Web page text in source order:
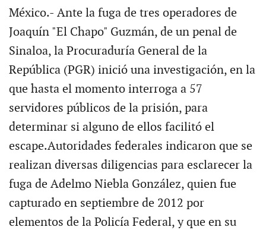
México.- Ante la fuga de tres operadores de
Joaquín "El Chapo" Guzmán, de un penal de
Sinaloa, la Procuraduría General de la
República (PGR) inició una investigación, en la
que hasta el momento interroga a 57
servidores públicos de la prisión, para
determinar si alguno de ellos facilitó el
escape.Autoridades federales indicaron que se
realizan diversas diligencias para esclarecer la
fuga de Adelmo Niebla González, quien fue
capturado en septiembre de 2012 por
elementos de la Policía Federal, y que en su